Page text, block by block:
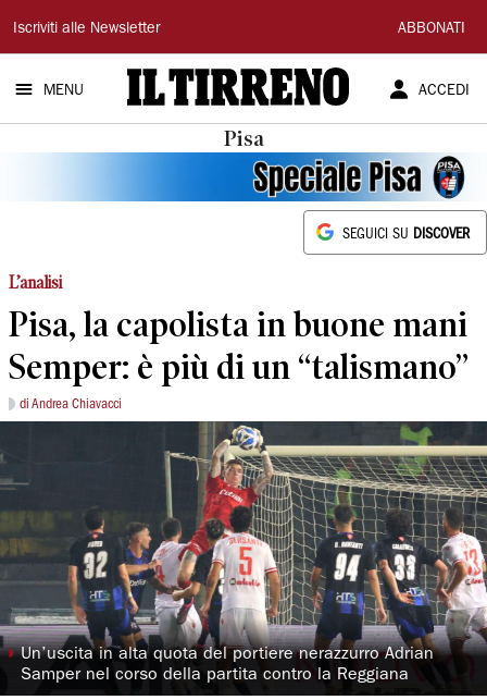
Il
Tirreno
Iscriviti alle Newsletter ABBONATI
MENU ACCEDI
Pisa
SEGUICI SU DISCOVER
L’analisi
Pisa, la capolista in buone mani
Semper: è più di un “talismano”
di Andrea Chiavacci
◗Un’uscita in alta quota del portiere nerazzurro Adrian
Samper nel corso della partita contro la Reggiana